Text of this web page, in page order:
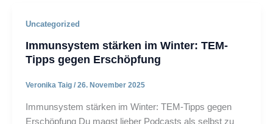
Uncategorized
Immunsystem stärken im Winter: TEM-
Tipps gegen Erschöpfung
Veronika Taig / 26. November 2025
Immunsystem stärken im Winter: TEM-Tipps gegen
Erschöpfung Du magst lieber Podcasts als selbst zu